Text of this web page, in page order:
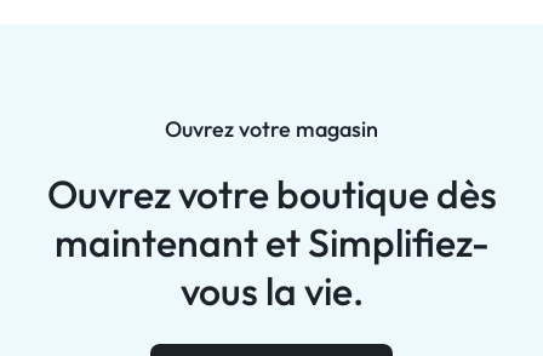
Ouvrez votre magasin
Ouvrez votre boutique dès
maintenant etSimplifiez-
vous la vie.